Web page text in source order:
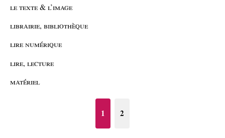
le texte & l’image
librairie, bibliothèque
lire numérique
lire, lecture
matériel
1 2